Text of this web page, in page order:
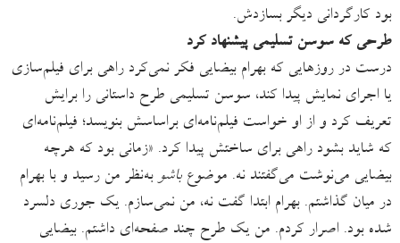
بود کارگردانی دیگر بسازدش.
طرحی که سوسن تسلیمی پیشنهاد کرد
درست در روزهایی که بهرام بیضایی فکر نمی‌کرد راهی برای فیلم‌سازی
یا اجرای نمایش پیدا کند، سوسن تسلیمی طرح داستانی را برایش
تعریف کرد و از او خواست فیلم‌نامه‌ای براساسش بنویسد؛ فیلم‌نامه‌ای
که شاید بشود راهی برای ساختش پیدا کرد. «زمانی بود که هرچه
بیضایی می‌نوشت می‌گفتند نه. موضوعباشو به‌نظر من رسید و با بهرام
در میان گذاشتم. بهرام ابتدا گفت نه، من نمی‌سازم. یک جوری دلسرد
شده بود. اصرار کردم. من یک طرح چند صفحه‌ای داشتم. بیضایی